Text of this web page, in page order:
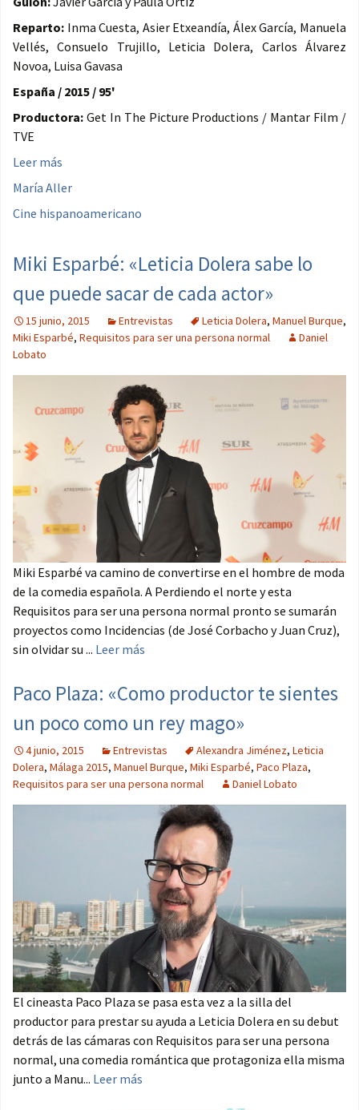
Reparto: Inma Cuesta, Asier Etxeandía, Álex García, Manuela
Vellés, Consuelo Trujillo, Leticia Dolera, Carlos Álvarez
Novoa, Luisa Gavasa
España / 2015 / 95'
Productora: Get In The Picture Productions / Mantar Film /
TVE
Leer más
María Aller
Cine hispanoamericano
Miki Esparbé: «Leticia Dolera sabe lo
que puede sacar de cada actor»
15 junio, 2015 Entrevistas Leticia Dolera, Manuel Burque,
Miki Esparbé, Requisitos para ser una persona normal
Daniel
Lobato
Miki Esparbé va camino de convertirse en el hombre de moda
de la comedia española. A Perdiendo el norte y esta
Requisitos para ser una persona normal pronto se sumarán
proyectos como Incidencias (de José Corbacho y Juan Cruz),
sin olvidar su ... Leer más
Paco Plaza: «Como productor te sientes
un poco como un rey mago»
4 junio, 2015 Entrevistas Alexandra Jiménez, Leticia
Dolera, Málaga 2015, Manuel Burque, Miki Esparbé, Paco Plaza,
Requisitos para ser una persona normal
Daniel Lobato
El cineasta Paco Plaza se pasa esta vez a la silla del
productor para prestar su ayuda a Leticia Dolera en su debut
detrás de las cámaras con Requisitos para ser una persona
normal, una comedia romántica que protagoniza ella misma
junto a Manu... Leer más